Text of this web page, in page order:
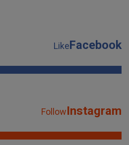
LikeFacebook
FollowInstagram